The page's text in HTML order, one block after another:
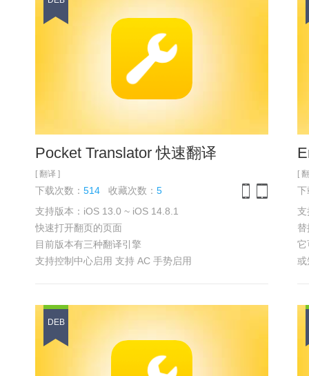
Pocket Translator 快速翻译
[ 翻译 ]
下载次数： 514 收藏次数：5
支持版本：iOS 13.0 ~ iOS 14.8.1
快速打开翻页的页面
目前版本有三种翻译引擎
支持控制中心启用 支持 AC 手势启用
[
下
支
它
或
DEB